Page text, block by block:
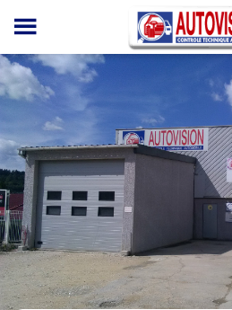
Panneau de gestion des cookies